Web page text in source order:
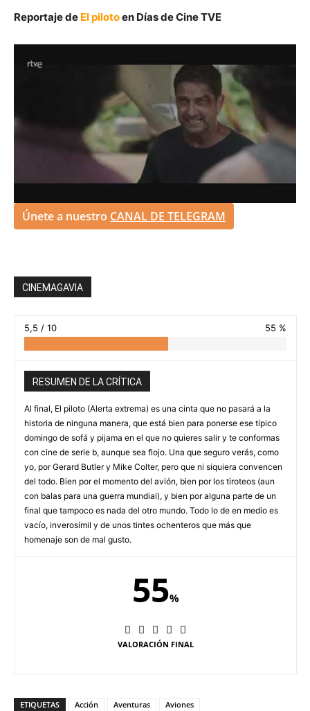
Reportaje de El pilotoen Días de Cine TVE
Únete a nuestro CANAL DE TELEGRAM
CINEMAGAVIA
5,5 / 10 55 %
RESUMEN DE LA CRÍTICA
Al final, El piloto (Alerta extrema) es una cinta que no pasará a la
historia de ninguna manera, que está bien para ponerse ese típico
domingo de sofá y pijama en el que no quieres salir y te conformas
con cine de serie b, aunque sea flojo. Una que seguro verás, como
yo, por Gerard Butler y Mike Colter, pero que ni siquiera convencen
del todo. Bien por el momento del avión, bien por los tiroteos (aun
con balas para una guerra mundial), y bien por alguna parte de un
final que tampoco es nada del otro mundo. Todo lo de en medio es
vacío, inverosímil y de unos tintes ochenteros que más que
homenaje son de mal gusto.
55%
VALORACIÓN FINAL
ETIQUETAS Acción Aventuras
Aviones